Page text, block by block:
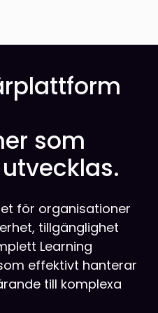
som
för organisationer
tillgänglighet
Learning
effektivt hanterar
till komplexa